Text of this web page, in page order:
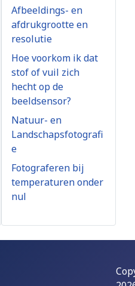
Afbeeldings- en
afdrukgrootte en
resolutie
Hoe voorkom ik dat
stof of vuil zich
hecht op de
beeldsensor?
Natuur- en
Landschapsfotografi
e
Fotograferen bij
temperaturen onder
nul